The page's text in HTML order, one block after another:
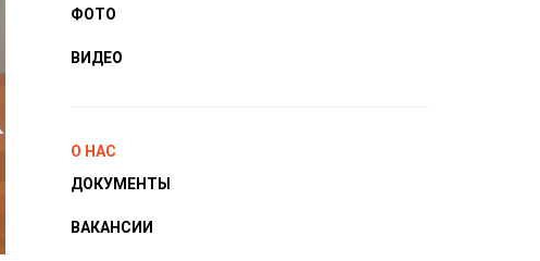
ФОТО
ВИДЕО
О НАС
ДОКУМЕНТЫ
ВАКАНСИИ